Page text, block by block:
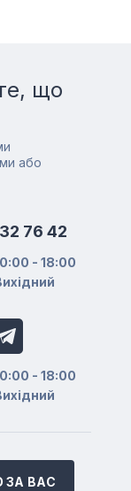
що
або
76 42
- 18:00
- 18:00
ЗА ВАС